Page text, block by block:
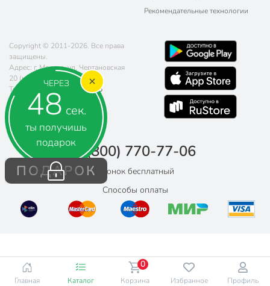
ЧЕРЕЗ
48 сек.
ты получишь
подарок
ПОДАРОК
Рекомендательные технологии
Copyright © 2011-2026. Все права
защищены.
Адрес: г. Москва, ул. Чертановская
20 (метро Южная)
Телефон:
8 (800) 770-77-06
Почта:sales@poryadok.ru
8 (800) 770-77-06
Звонок бесплатный
Способы оплаты
Главная Каталог Корзина
0
Избранное Профиль